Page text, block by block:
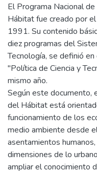
El Programa Nacional
Hábitat fue creado por
1991. Su contenido
diez programas del
Tecnología, se definió
"Política de Ciencia y
mismo año.
Según este documento,
del Hábitat está
funcionamiento de los
medio ambiente desde
asentamientos
dimensiones de lo
ampliar el conocimiento